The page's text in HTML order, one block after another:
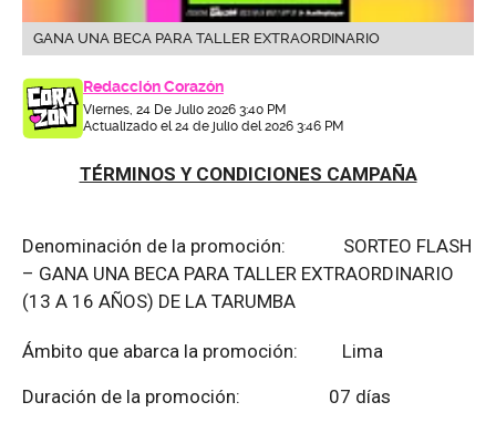
GANA UNA BECA PARA TALLER EXTRAORDINARIO
Redacción Corazón
Viernes, 24 De Julio 2026 3:40 PM
Actualizado el 24 de julio del 2026 3:46 PM
TÉRMINOS Y CONDICIONES CAMPAÑA
Denominación de la promoción: SORTEO FLASH
– GANA UNA BECA PARA TALLER EXTRAORDINARIO
(13 A 16 AÑOS) DE LA TARUMBA
Ámbito que abarca la promoción: Lima
Duración de la promoción: 07 días